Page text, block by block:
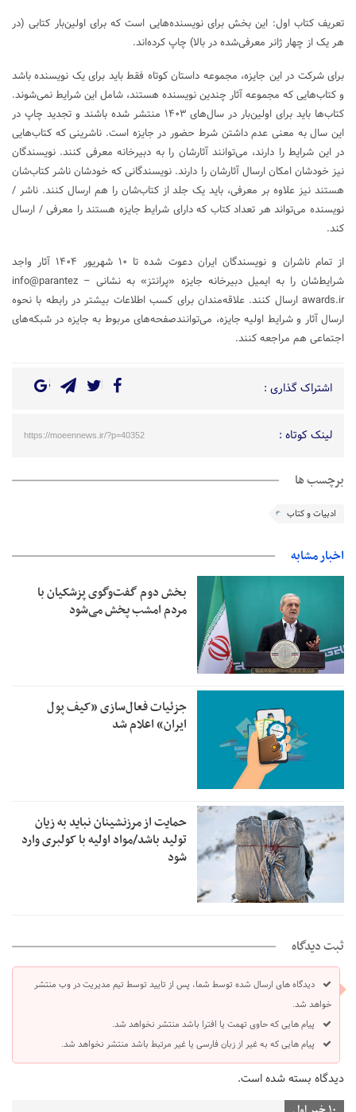
تعریف کتاب اول: این بخش برای نویسنده‌هایی است که برای اولین‌بار کتابی (در
هر یک از چهار ژانر معرفی‌شده در بالا) چاپ کرده‌اند.
برای شرکت در این جایزه، مجموعه داستان کوتاه فقط باید برای یک نویسنده باشد
و کتاب‌هایی که مجموعه آثار چندین نویسنده هستند، شامل این شرایط نمی‌شوند.
کتاب‌ها باید برای اولین‌بار در سال‌های ۱۴۰۳ منتشر شده باشند و تجدید چاپ در
این سال به معنی عدم داشتن شرط حضور در جایزه است. ناشرینی که کتاب‌هایی
در این شرایط را دارند، می‌توانند آثارشان را به دبیرخانه معرفی کنند. نویسندگان
نیز خودشان امکان ارسال آثارشان را دارند. نویسندگانی که خودشان ناشر کتاب‌شان
هستند نیز علاوه بر معرفی، باید یک جلد از کتاب‌شان را هم ارسال کنند. ناشر /
نویسنده می‌تواند هر تعداد کتاب که دارای شرایط جایزه هستند را معرفی / ارسال
کند.
از تمام ناشران و نویسندگان ایران دعوت شده تا ۱۰ شهریور ۱۴۰۴ آثار واجد
شرایط‌شان را به ایمیل دبیرخانه جایزه «پرانتز» به نشانی info@parantez –
awards.ir ارسال کنند. علاقه‌مندان برای کسب اطلاعات بیشتر در رابطه با نحوه
ارسال آثار و شرایط اولیه جایزه، می‌توانندصفحه‌های مربوط به جایزه در شبکه‌های
اجتماعی هم مراجعه کنند.
اشتراک گذاری :
لینک کوتاه : https://moeennews.ir/?p=40352
برچسب ها
ادبیات و کتاب
اخبار مشابه
بخش دوم گفت‌وگوی پزشکیان با
مردم امشب پخش می‌شود
جزئیات فعال‌سازی «کیف پول
ایران» اعلام شد
حمایت از مرزنشینان نباید به زیان
تولید باشد/مواد اولیه با کولبری وارد
شود
ثبت دیدگاه
دیدگاه های ارسال شده توسط شما، پس از تایید توسط تیم مدیریت در وب منتشر
خواهد شد.
پیام هایی که حاوی تهمت یا افترا باشد منتشر نخواهد شد.
پیام هایی که به غیر از زبان فارسی یا غیر مرتبط باشد منتشر نخواهد شد.
دیدگاه بسته شده است.